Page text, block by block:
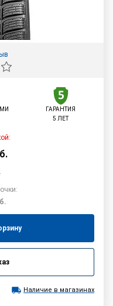
ГАРАНТИЯ
5 ЛЕТ
Наличие в магазинах